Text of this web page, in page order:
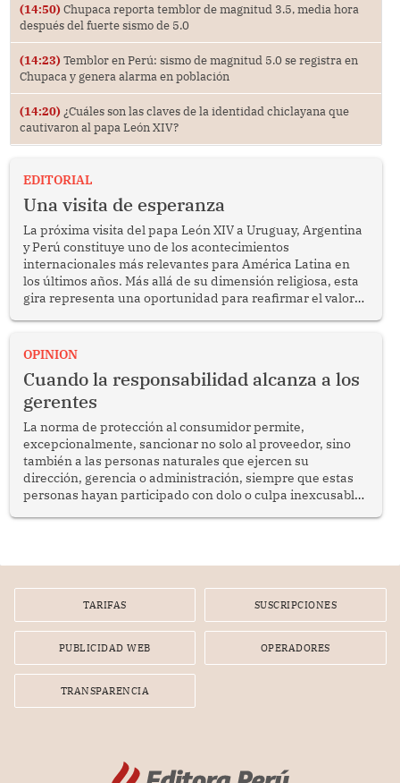
(14:50) Chupaca reporta temblor de magnitud 3.5, media hora
después del fuerte sismo de 5.0
(14:23) Temblor en Perú: sismo de magnitud 5.0 se registra en
Chupaca y genera alarma en población
(14:20) ¿Cuáles son las claves de la identidad chiclayana que
cautivaron al papa León XIV?
EDITORIAL
Una visita de esperanza
La próxima visita del papa León XIV a Uruguay, Argentina
y Perú constituye uno de los acontecimientos
internacionales más relevantes para América Latina en
los últimos años. Más allá de su dimensión religiosa, esta
gira representa una oportunidad para reafirmar el valor
enfrenta desafíos en materia de desarrollo, cohesión
OPINION
Cuando la responsabilidad alcanza a los
gerentes
La norma de protección al consumidor permite,
excepcionalmente, sancionar no solo al proveedor, sino
también a las personas naturales que ejercen su
dirección, gerencia o administración, siempre que estas
personas hayan participado con dolo o culpa inexcusable
por la frustrada realización de un meet and greet con
TARIFAS SUSCRIPCIONES
PUBLICIDAD WEB OPERADORES
TRANSPARENCIA